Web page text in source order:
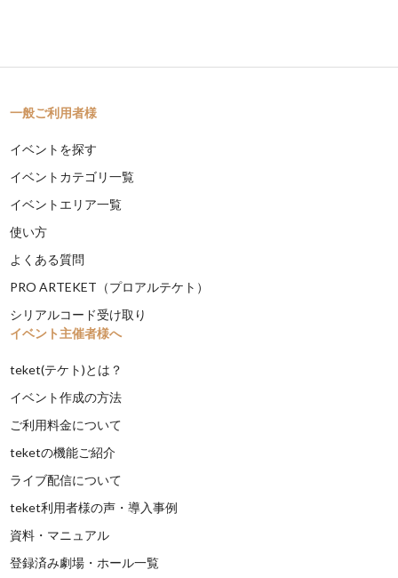
一般ご利用者様
イベントを探す
イベントカテゴリ一覧
イベントエリア一覧
使い方
よくある質問
PRO ARTEKET（プロアルテケト）
シリアルコード受け取り
イベント主催者様へ
teket(テケト)とは？
イベント作成の方法
ご利用料金について
teketの機能ご紹介
ライブ配信について
teket利用者様の声・導入事例
資料・マニュアル
登録済み劇場・ホール一覧